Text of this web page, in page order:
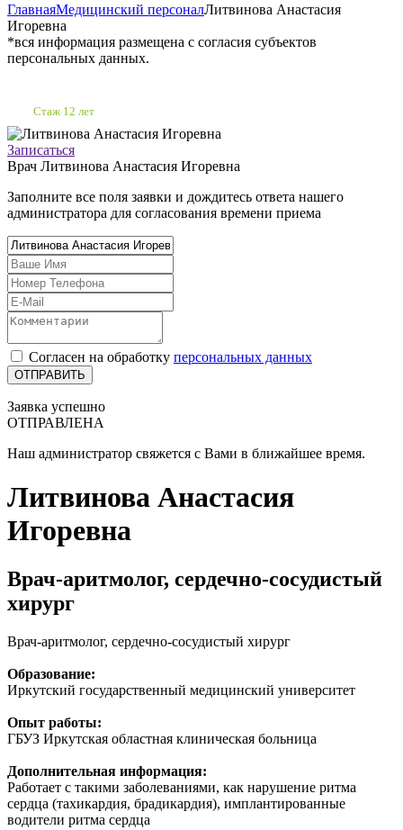
ГлавнаяМедицинский персоналЛитвинова Анастасия
Игоревна
*вся информация размещена с согласия субъектов
персональных данных.
Стаж 12 лет
Записаться
Врач Литвинова Анастасия Игоревна
Заполните все поля заявки и дождитесь ответа нашего
администратора для согласования времени приема
Согласен на обработку персональных данных
Заявка успешно
ОТПРАВЛЕНА
Наш администратор свяжется с Вами в ближайшее время.
Литвинова Анастасия
Игоревна
Врач-аритмолог, сердечно-сосудистый
хирург
Врач-аритмолог, сердечно-сосудистый хирург
Образование:
Иркутский государственный медицинский университет
Опыт работы:
ГБУЗ Иркутская областная клиническая больница
Дополнительная информация:
Работает с такими заболеваниями, как нарушение ритма
сердца (тахикардия, брадикардия), имплантированные
водители ритма сердца